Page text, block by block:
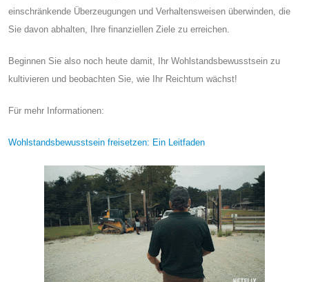
einschränkende Überzeugungen und Verhaltensweisen überwinden, die
Sie davon abhalten, Ihre finanziellen Ziele zu erreichen.
Beginnen Sie also noch heute damit, Ihr Wohlstandsbewusstsein zu
kultivieren und beobachten Sie, wie Ihr Reichtum wächst!
Für mehr Informationen:
Wohlstandsbewusstsein freisetzen: Ein Leitfaden